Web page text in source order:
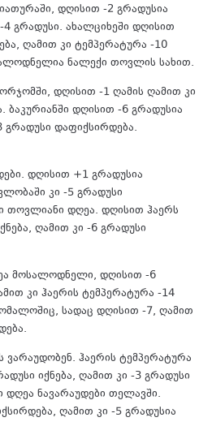
დღისით -2 გრადუსია
გრადუსი. ახალციხეში დღისით
ღამით კი ტემპერატურა -10
ნალექი თოვლის სახით.
დღისით -1 ღამის ღამით კი
ბაკურიანში დღისით -6 გრადუსია
დაფიქსირდება.
დღისით +1 გრადუსია
კი -5 გრადუსი
თოვლიანი დღეა. დღისით ჰაერს
ღამით კი -6 გრადუსი
მოსალოდნელი, დღისით -6
კი ჰაერის ტემპერატურა -14
სადაც დღისით -7, ღამით
ჰაერის ტემპერატურა
იქნება, ღამით კი -3 გრადუსი
ნავარაუდები თელავში.
ღამით კი -5 გრადუსია